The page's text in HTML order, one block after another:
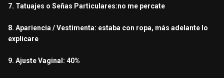
7. Tatuajes o Señas Particulares:no me percate
8. Apariencia / Vestimenta: estaba con ropa, más adelante lo
explicare
9. Ajuste Vaginal: 40%